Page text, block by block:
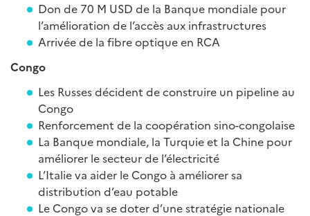
Don de 70 M USD de la Banque mondiale pour
l’amélioration de l’accès aux infrastructures
Arrivée de la fibre optique en RCA
Congo
Les Russes décident de construire un pipeline au
Congo
Renforcement de la coopération sino-congolaise
La Banque mondiale, la Turquie et la Chine pour
améliorer le secteur de l’électricité
L’Italie va aider le Congo à améliorer sa
distribution d’eau potable
Le Congo va se doter d’une stratégie nationale